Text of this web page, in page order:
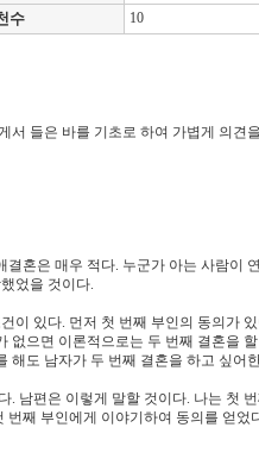
수 10
들은 바를 기초로 하여 가볍게 의견
혼은 매우 적다. 누군가 아는 사람이
었을 것이다.
이 있다. 먼저 첫 번째 부인의 동의가
으면 이론적으로는 두 번째 결혼을
도 남자가 두 번째 결혼을 하고 싶어
남편은 이렇게 말할 것이다. 나는 첫
째 부인에게 이야기하여 동의를 얻었